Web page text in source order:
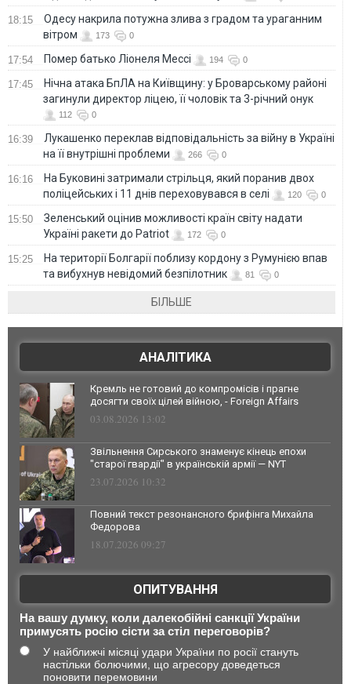
18:15
Одесу накрила потужна злива з градом та ураганним
вітром
173 0
17:54 Помер батько Ліонеля Мессі 194 0
17:45
Нічна атака БпЛА на Київщину: у Броварському районі
загинули директор ліцею, її чоловік та 3-річний онук
112 0
16:39
Лукашенко переклав відповідальність за війну в Україні
на її внутрішні проблеми
266 0
16:16
На Буковині затримали стрільця, який поранив двох
поліцейських і 11 днів переховувався в селі
120 0
15:50
Зеленський оцінив можливості країн світу надати
Україні ракети до Patriot
172 0
15:25
На території Болгарії поблизу кордону з Румунією впав
та вибухнув невідомий безпілотник
81 0
БІЛЬШЕ
АНАЛІТИКА
Кремль не готовий до компромісів і прагне
досягти своїх цілей війною, - Foreign Affairs
03.08.2026 13:02
Звільнення Сирського знаменує кінець епохи
"старої гвардії" в українській армії — NYT
23.07.2026 10:32
Повний текст резонансного брифінга Михайла
Федорова
18.07.2026 09:27
ОПИТУВАННЯ
На вашу думку, коли далекобійні санкції України
примусять росію сісти за стіл переговорів?
У найближчі місяці удари України по росії стануть
настільки болючими, що агресору доведеться
поновити перемовини